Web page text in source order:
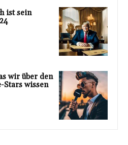
ist sein
wir über den
Stars wissen